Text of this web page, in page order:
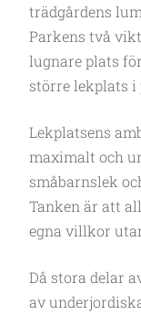
trädgårdens
Parkens två
lugnare plats
större lekplats i
Lekplatsens
maximalt och
småbarnslek
Tanken är att
egna villkor
Då stora delar
av